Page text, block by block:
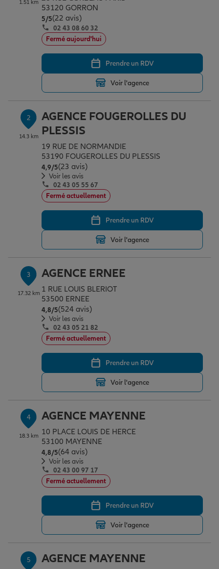
Assurance emprunteur
Prévoyance et dépendance
Assurance animal de compagnie
Protection de la famille
Protection juridique
Épargne & retraite
Plan épargne retraite
Assurance vie
Placements financiers
Investissements immobiliers
Transmission
Vos projets
Partir en vacances
Déménager
Changer de voiture
Départ à la retraite
Conseil assurance
Outre-mer
Assurance auto
Assurance habitation
Garantie des accidents de la vie
Assurance scolaire
Protection juridique
Retraite
Tous nos devis d'assurance
Professionnels
Allianz en France
1.51 km
53120 GORRON
5/5Note de 5 sur 5
(22 avis)
02 43 08 60 32
Fermé aujourd'hui
Prendre un RDV
Voir l'agence
2
14.3 km
AGENCE FOUGEROLLES DU
PLESSIS
19 RUE DE NORMANDIE
53190 FOUGEROLLES DU PLESSIS
4,9/5Note de 4.9 sur 5
(23 avis)
Voir les avis
02 43 05 55 67
Fermé actuellement
Prendre un RDV
Voir l'agence
3
17.32 km
AGENCE ERNEE
1 RUE LOUIS BLERIOT
53500 ERNEE
4,8/5Note de 4.8 sur 5
(524 avis)
Voir les avis
02 43 05 21 82
Fermé actuellement
Prendre un RDV
Voir l'agence
4
18.3 km
AGENCE MAYENNE
10 PLACE LOUIS DE HERCE
53100 MAYENNE
4,8/5Note de 4.8 sur 5
(64 avis)
Voir les avis
02 43 00 97 17
Fermé actuellement
Prendre un RDV
Voir l'agence
5 AGENCE MAYENNE